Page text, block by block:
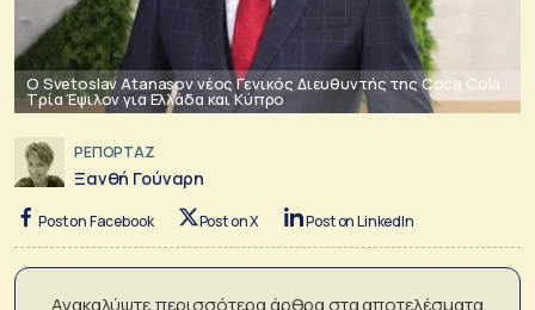
Ο Svetoslav Atanasov νέος Γενικός Διευθυντής της Coca Cola
Τρία Έψιλον για Ελλάδα και Κύπρο
ΡΕΠΟΡΤΑΖ
Ξανθή Γούναρη
Post on Facebook Post on X Post on LinkedIn
Ανακαλύψτε περισσότερα άρθρα στα αποτελέσματα